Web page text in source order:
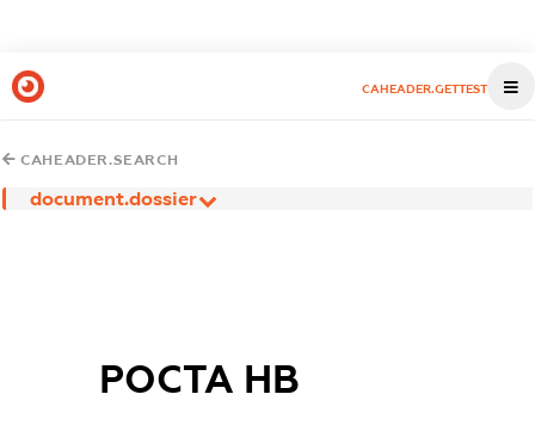
CAHEADER.GETTEST
CAHEADER.SEARCH
document.dossier
РОСТА НВ